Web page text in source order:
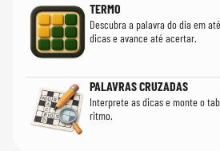
TERMO
Descubra a palavra do dia em
dicas e avance até acertar.
PALAVRAS CRUZADAS
Interprete as dicas e monte o
ritmo.